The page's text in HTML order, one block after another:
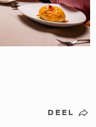
DEEL